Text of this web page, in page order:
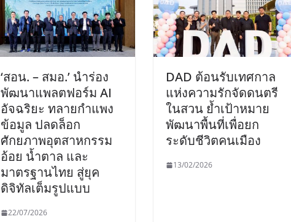
‘สอน. – สมอ.’ นำร่อง
พัฒนาแพลตฟอร์ม AI
อัจฉริยะ ทลายกำแพง
ข้อมูล ปลดล็อก
ศักยภาพอุตสาหกรรม
อ้อย น้ำตาล และ
มาตรฐานไทย สู่ยุค
ดิจิทัลเต็มรูปแบบ
22/07/2026
DAD ต้อนรับเทศกาล
แห่งความรักจัดดนตรี
ในสวน ย้ำเป้าหมาย
พัฒนาพื้นที่เพื่อยก
ระดับชีวิตคนเมือง
13/02/2026